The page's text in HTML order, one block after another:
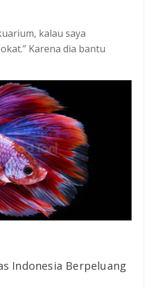
kalau saya
Karena dia bantu
Indonesia Berpeluang